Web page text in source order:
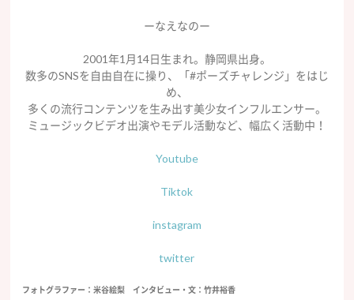
ーなえなのー
2001年1月14日生まれ。静岡県出身。
数多のSNSを自由自在に操り、「#ポーズチャレンジ」をはじ
め、
多くの流行コンテンツを生み出す美少女インフルエンサー。
ミュージックビデオ出演やモデル活動など、幅広く活動中！
Youtube
Tiktok
instagram
twitter
フォトグラファー：米谷絵梨 インタビュー・文：竹井裕香